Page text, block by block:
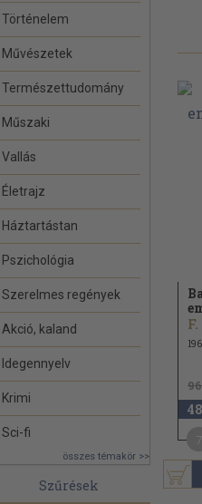
Történelem
Művészetek
Természettudomány
Műszaki
Vallás
Életrajz
Háztartástan
Pszichológia
Szerelmes regények
Akció, kaland
Idegennyelv
Krimi
Sci-fi
összes témakör >>
Szűrések